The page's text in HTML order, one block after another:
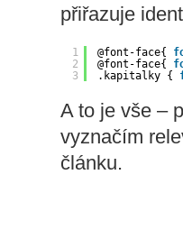
přiřazuje
1
2
3
@font-face{
@font-face{
.kapitalky {
A to je vše –
vyznačím
článku.